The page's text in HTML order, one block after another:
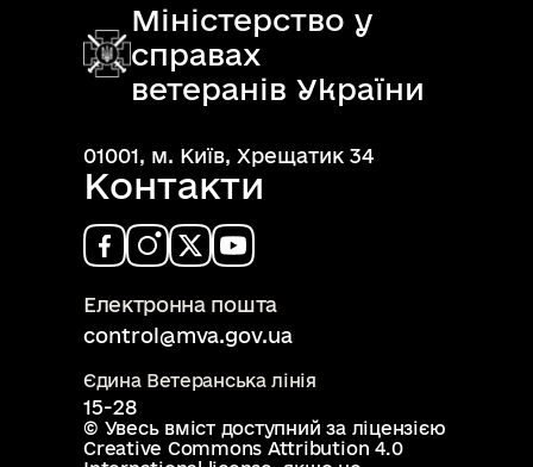
Міністерство у
справах
ветеранів України
01001, м. Київ, Хрещатик 34
Контакти
Електронна пошта
control@mva.gov.ua
Єдина Ветеранська лінія
15-28
© Увесь вміст доступний за ліцензією
Creative Commons Attribution 4.0